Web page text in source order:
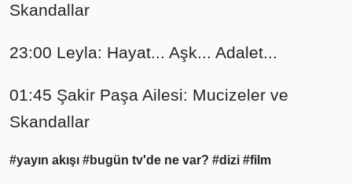
Skandallar
23:00 Leyla: Hayat... Aşk... Adalet...
01:45 Şakir Paşa Ailesi: Mucizeler ve
Skandallar
#yayın akışı #bugün tv'de ne var? #dizi #film